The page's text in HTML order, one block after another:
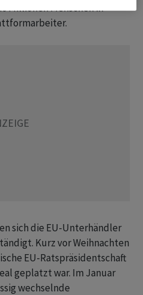
Millionen Menschen in
sich die EU-Unterhändler
Kurz vor Weihnachten
EU-Ratspräsidentschaft
geplatzt war. Im Januar
wechselnde